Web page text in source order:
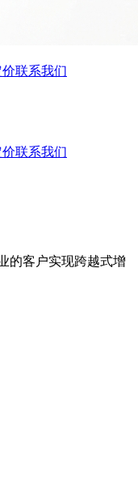
价联系我们
价联系我们
的客户实现跨越式增